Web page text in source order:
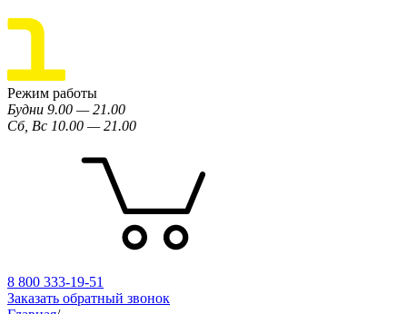
Режим работы
Будни 9.00 — 21.00
Сб, Вс 10.00 — 21.00
8 800 333-19-51
Заказать обратный звонок